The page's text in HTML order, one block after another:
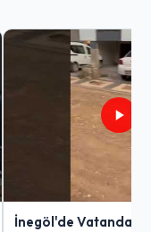
İnegöl'de